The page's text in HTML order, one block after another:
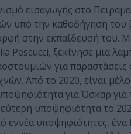
εισαγωγής στο
υπό την καθοδήγηση
στην εκπαίδευσή του.
ξεκίνησε μια
για
Από το 2020, είναι
για Όσκαρ για
υποψηφιότητα το
εννέα υποψηφιότητες,